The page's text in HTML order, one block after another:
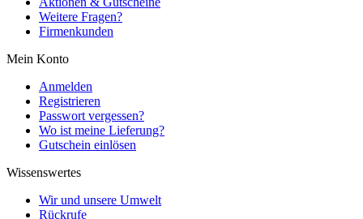
Weitere Fragen?
Firmenkunden
Mein Konto
Anmelden
Registrieren
Passwort vergessen?
Wo ist meine Lieferung?
Gutschein einlösen
Wissenswertes
Wir und unsere Umwelt
Rückrufe